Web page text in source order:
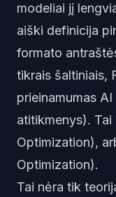
modeliai jį
aiški definicija
formato
tikrais šaltiniais,
prieinamumas
atitikmenys). Tai
Optimization),
Optimization).
Tai nėra tik